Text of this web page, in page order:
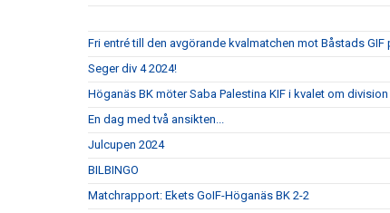
Fri entré till den avgörande kvalmatchen mot Båstads GIF
Seger div 4 2024!
Höganäs BK möter Saba Palestina KIF i kvalet om division
En dag med två ansikten...
Julcupen 2024
BILBINGO
Matchrapport: Ekets GoIF-Höganäs BK 2-2